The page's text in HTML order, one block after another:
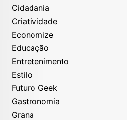
Cidadania
Criatividade
Economize
Educação
Entretenimento
Estilo
Futuro Geek
Gastronomia
Grana